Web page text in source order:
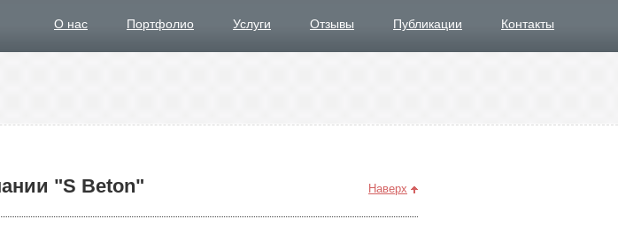
О нас Портфолио Услуги Отзывы Публикации Контакты
"S Beton" Наверх